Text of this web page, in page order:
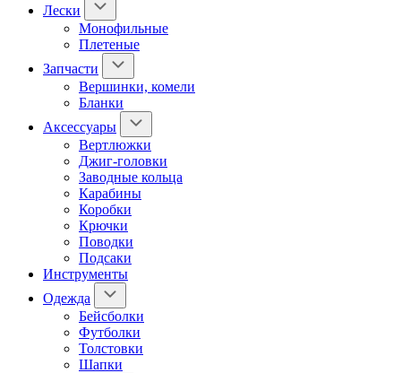
Лески
Монофильные
Плетеные
Запчасти
Вершинки, комели
Бланки
Аксессуары
Вертлюжки
Джиг-головки
Заводные кольца
Карабины
Коробки
Крючки
Поводки
Подсаки
Инструменты
Одежда
Бейсболки
Футболки
Толстовки
Шапки